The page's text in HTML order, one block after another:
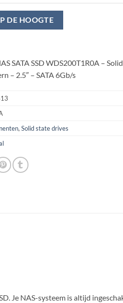
DE HOOGTE
SATA SSD WDS200T1R0A –
– 2.5″ – SATA 6Gb/s
,Solid state drives
Je NAS-systeem is altijd